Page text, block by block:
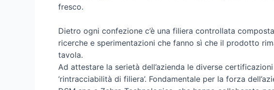
fresco.
Dietro ogni confezione c’è una filiera controllata
ricerche e sperimentazioni che fanno sì che il prodotto
tavola.
Ad attestare la serietà dell’azienda le diverse
‘rintracciabilità di filiera’. Fondamentale per la forza